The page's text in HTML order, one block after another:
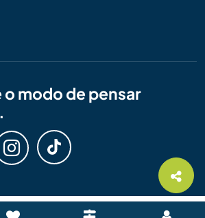
modo de pensar